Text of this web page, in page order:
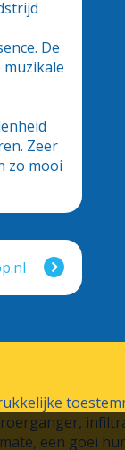
De
Zeer
zo mooi
een goei